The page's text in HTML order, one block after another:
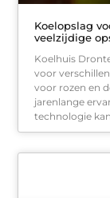
Koelopslag
veelzijdige
Koelhuis
voor
voor rozen en
jarenlange
technologie kan